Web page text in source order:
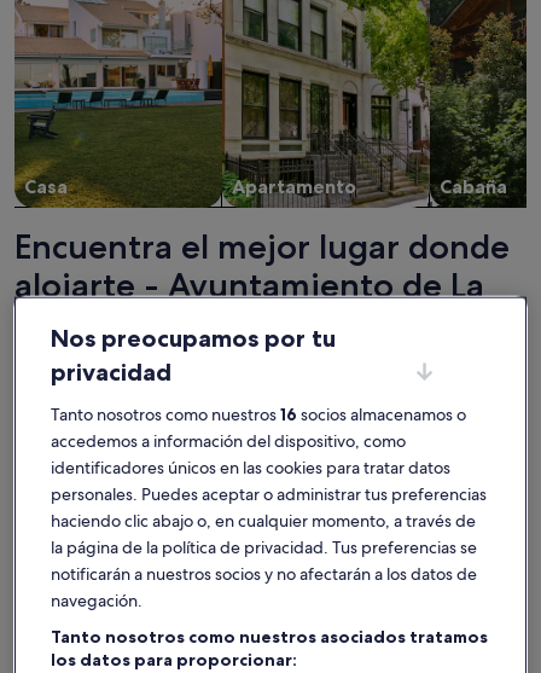
Casa Apartamento Cabaña
Encuentra el mejor lugar donde
alojarte - Ayuntamiento de La
Orotava
Más información sobre Acogedora casa en pequeño
Nos preocupamos por tu
privacidad
Tanto nosotros como nuestros16 socios almacenamos o
accedemos a información del dispositivo, como
identificadores únicos en las cookies para tratar datos
personales. Puedes aceptar o administrar tus preferencias
haciendo clic abajo o, en cualquier momento, a través de
la página de la política de privacidad. Tus preferencias se
notificarán a nuestros socios y no afectarán a los datos de
navegación.
Tanto nosotros como nuestros asociados tratamos
los datos para proporcionar: